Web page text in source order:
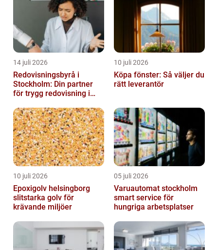
14 juli 2026
Redovisningsbyrå i
Stockholm: Din partner
för trygg redovisning i
10 juli 2026
Köpa fönster: Så väljer du
rätt leverantör
10 juli 2026
Epoxigolv helsingborg
slitstarka golv för
krävande miljöer
05 juli 2026
Varuautomat stockholm
smart service för
hungriga arbetsplatser